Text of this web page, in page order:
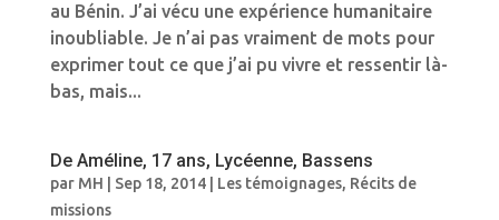
au Bénin. J’ai vécu une expérience humanitaire
inoubliable. Je n’ai pas vraiment de mots pour
exprimer tout ce que j’ai pu vivre et ressentir là-
bas, mais...
De Améline, 17 ans, Lycéenne, Bassens
par MH Sep 18, 2014| Les témoignages, Récits de
missions